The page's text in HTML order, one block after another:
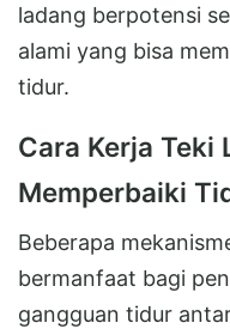
ladang berpotensi
alami yang bisa
tidur.
Cara Kerja Teki
Memperbaiki
Beberapa
bermanfaat bagi
gangguan tidur